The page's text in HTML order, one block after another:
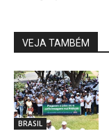
VEJA TAMBÉM
BRASIL